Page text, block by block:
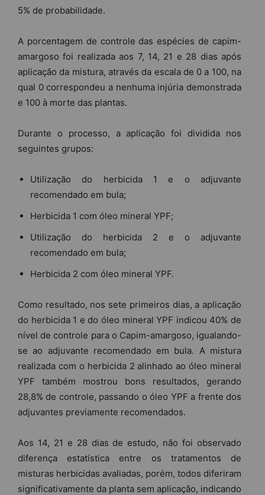
5% de probabilidade.
A porcentagem de controle das espécies de capim-
amargoso foi realizada aos 7, 14, 21 e 28 dias após
aplicação da mistura, através da escala de 0 a 100, na
qual 0 correspondeu a nenhuma injúria demonstrada
e 100 à morte das plantas.
Durante o processo, a aplicação foi dividida nos
seguintes grupos:
Utilização do herbicida 1 e o adjuvante
recomendado em bula;
Herbicida 1 com óleo mineral YPF;
Utilização do herbicida 2 e o adjuvante
recomendado em bula;
Herbicida 2 com óleo mineral YPF.
Como resultado, nos sete primeiros dias, a aplicação
do herbicida 1 e do óleo mineral YPF indicou 40% de
nível de controle para o Capim-amargoso, igualando-
se ao adjuvante recomendado em bula. A mistura
realizada com o herbicida 2 alinhado ao óleo mineral
YPF também mostrou bons resultados, gerando
28,8% de controle, passando o óleo YPF a frente dos
adjuvantes previamente recomendados.
Aos 14, 21 e 28 dias de estudo, não foi observado
diferença estatística entre os tratamentos de
misturas herbicidas avaliadas, porém, todos diferiram
significativamente da planta sem aplicação, indicando